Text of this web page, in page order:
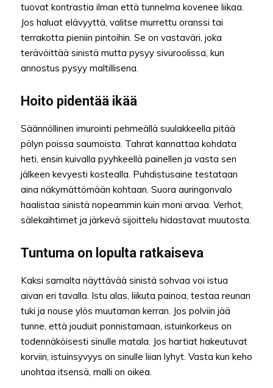
tuovat kontrastia ilman että tunnelma kovenee liikaa.
Jos haluat elävyyttä, valitse murrettu oranssi tai
terrakotta pieniin pintoihin. Se on vastaväri, joka
terävöittää sinistä mutta pysyy sivuroolissa, kun
annostus pysyy maltillisena.
Hoito pidentää ikää
Säännöllinen imurointi pehmeällä suulakkeella pitää
pölyn poissa saumoista. Tahrat kannattaa kohdata
heti, ensin kuivalla pyyhkeellä painellen ja vasta sen
jälkeen kevyesti kostealla. Puhdistusaine testataan
aina näkymättömään kohtaan. Suora auringonvalo
haalistaa sinistä nopeammin kuin moni arvaa. Verhot,
sälekaihtimet ja järkevä sijoittelu hidastavat muutosta.
Tuntuma on lopulta ratkaiseva
Kaksi samalta näyttävää sinistä sohvaa voi istua
aivan eri tavalla. Istu alas, liikuta painoa, testaa reunan
tuki ja nouse ylös muutaman kerran. Jos polviin jää
tunne, että jouduit ponnistamaan, istuinkorkeus on
todennäköisesti sinulle matala. Jos hartiat hakeutuvat
korviin, istuinsyvyys on sinulle liian lyhyt. Vasta kun keho
unohtaa itsensä, malli on oikea.